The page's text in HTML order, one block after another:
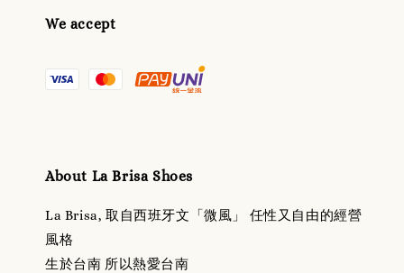
We accept
About La Brisa Shoes
La Brisa, 取自西班牙文「微風」 任性又自由的經營
風格
生於台南 所以熱愛台南